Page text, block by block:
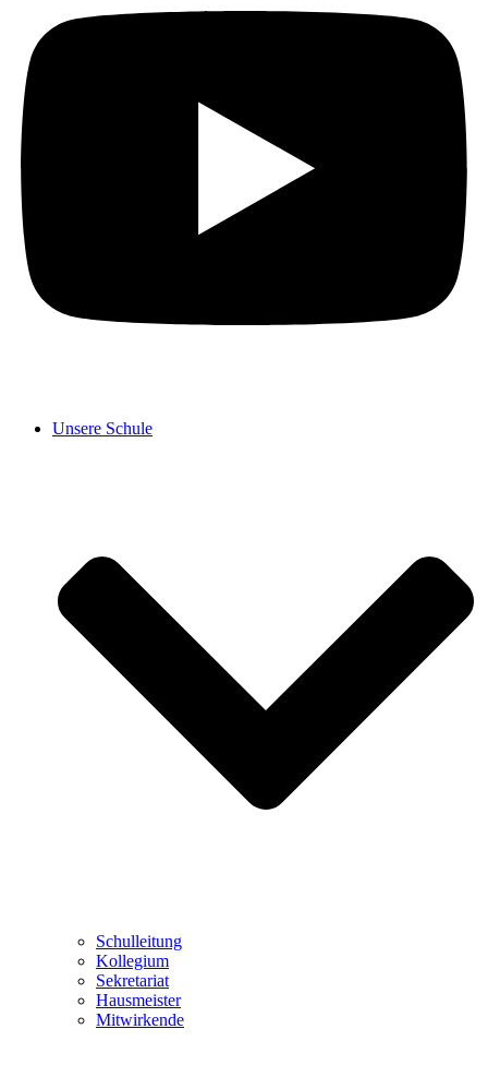
Unsere Schule
Schulleitung
Kollegium
Sekretariat
Hausmeister
Mitwirkende